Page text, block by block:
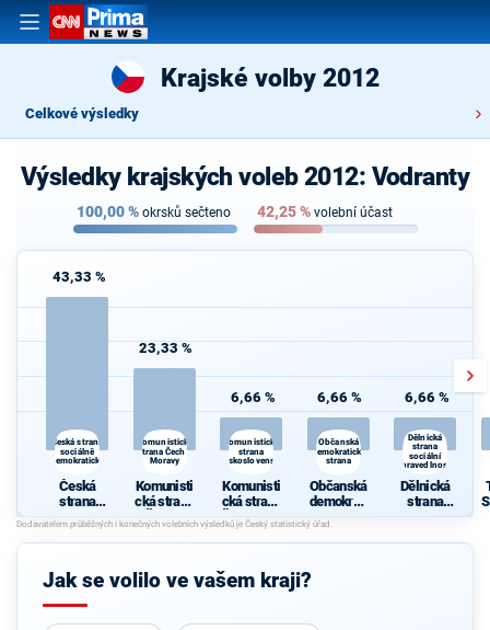
Krajské volby 2012
Celkové výsledky
Výsledky krajských voleb 2012: Vodranty
100,00% okrsků sečteno 42,25% volební účast
43,33 %
Česká strana
sociálně
demokratická
Česká
strana
sociálně
demokrati
cká
23,33 %
Komunistická
strana Čech a
Moravy
Komunisti
cká strana
Čech a
Moravy
6,66 %
Komunistická
strana
Československa
Komunisti
cká strana
Českoslov
enska
6,66 %
Občanská
demokratická
strana
Občanská
demokrati
cká strana
6,66 %
Dělnická
strana
sociální
spravedlnosti
Dělnická
strana
sociální
osti
Jak se volilo ve vašem kraji?